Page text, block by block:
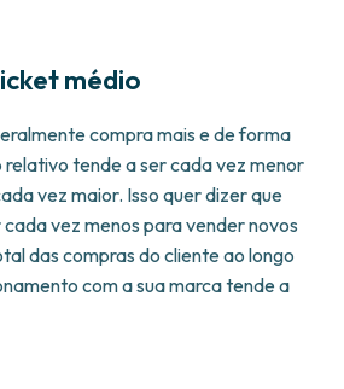
médio
compra mais e de forma
tende a ser cada vez menor
vez maior. Isso quer dizer que
vez menos para vender novos
das compras do cliente ao longo
com a sua marca tende a